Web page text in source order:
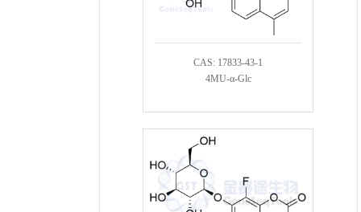
CAS: 17833-43-1
4MU-α-Glc